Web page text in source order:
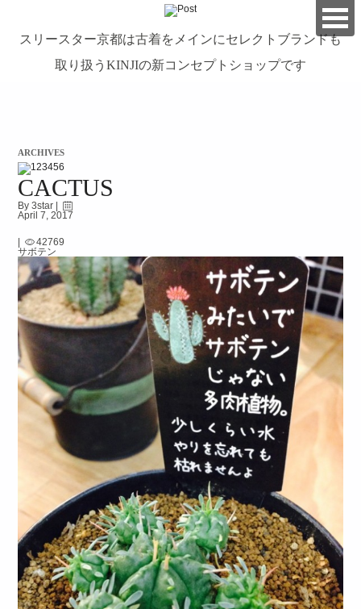
スリースター京都は古着をメインにセレクトブランドも
取り扱うKINJIの新コンセプトショップです
займ на карту онлайн без отказа
ARCHIVES
CACTUS
By 3star |
April 7, 2017
42769
サボテン